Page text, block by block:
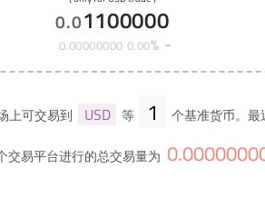
0.01100000
0.00000000 0.00%
上可交易到 USD 等 1 个基准货币。
交易平台进行的总交易量为 0.